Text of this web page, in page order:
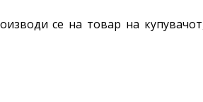
се на товар на